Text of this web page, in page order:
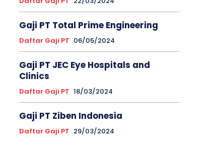
Gaji PT Total Prime Engineering
Daftar Gaji PT 06/05/2024
Gaji PT JEC Eye Hospitals and
Clinics
Daftar Gaji PT 18/03/2024
Gaji PT Ziben Indonesia
Daftar Gaji PT 29/03/2024